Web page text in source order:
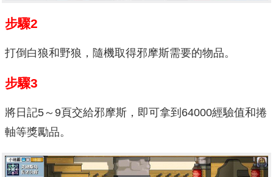
步驟2
打倒白狼和野狼，隨機取得邪摩斯需要的物品。
步驟3
將日記5～9頁交給邪摩斯，即可拿到64000經驗值和捲
軸等獎勵品。